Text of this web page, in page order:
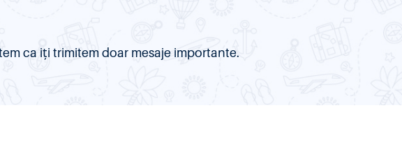
ca iți trimitem doar mesaje importante.